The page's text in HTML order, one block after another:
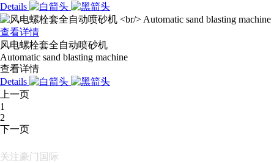
Details
查看详情
风电螺栓套全自动喷砂机
Automatic sand blasting machine
查看详情
Details
上一页
1
2
下一页
关注豪门国际